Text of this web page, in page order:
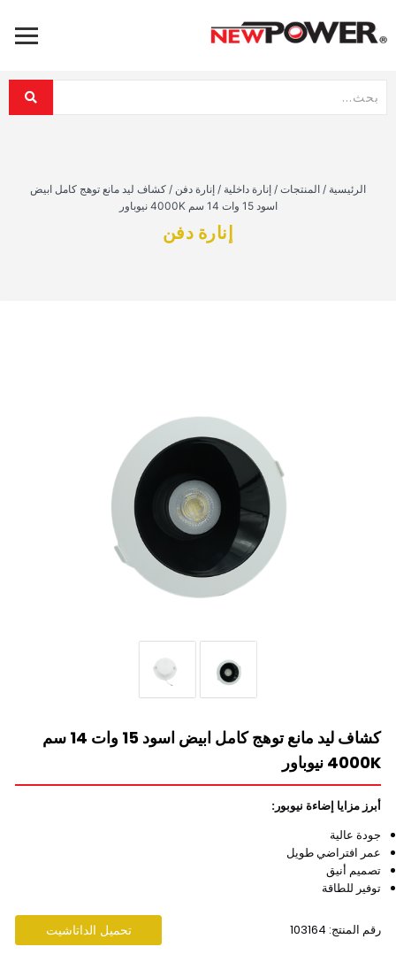
الرئيسية / المنتجات / إنارة داخلية / إنارة دفن / كشاف ليد مانع توهج كامل ابيض
اسود 15 وات 14 سم 4000K نيوباور
إنارة دفن
كشاف ليد مانع توهج كامل ابيض اسود 15 وات 14 سم
4000K نيوباور
أبرز مزايا إضاءة نيوبور:
جودة عالية
عمر افتراضي طويل
تصميم أنيق
توفير للطاقة
رقم المنتج: 103164 تحميل الداتاشيت